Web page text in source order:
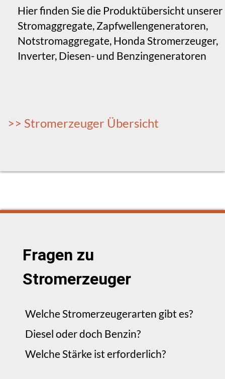
Hier finden Sie die Produktübersicht unserer
Stromaggregate, Zapfwellengeneratoren,
Notstromaggregate, Honda Stromerzeuger,
Inverter, Diesen- und Benzingeneratoren
>> Stromerzeuger Übersicht
Fragen zu
Stromerzeuger
Welche Stromerzeugerarten gibt es?
Diesel oder doch Benzin?
Welche Stärke ist erforderlich?